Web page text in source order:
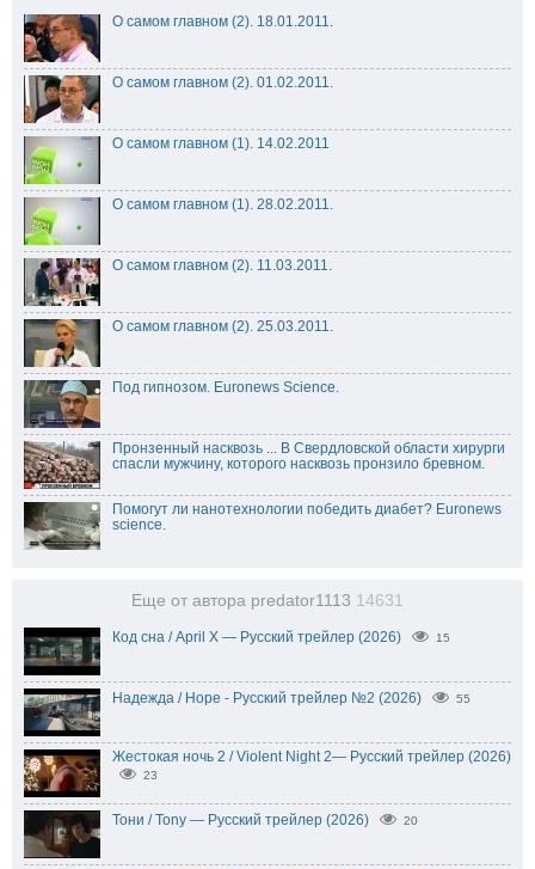
О самом главном (2). 18.01.2011.
О самом главном (2). 01.02.2011.
О самом главном (1). 14.02.2011
О самом главном (1). 28.02.2011.
О самом главном (2). 11.03.2011.
О самом главном (2). 25.03.2011.
Под гипнозом. Euronews Science.
Пронзенный насквозь ... В Свердловской области хирурги
спасли мужчину, которого насквозь пронзило бревном.
Помогут ли нанотехнологии победить диабет? Euronews
science.
Еще от автора predator1113 14631
Код сна / April X — Русский трейлер (2026) 15
Надежда / Hope - Русский трейлер №2 (2026) 55
Жестокая ночь 2 / Violent Night 2— Русский трейлер (2026)
23
Тони / Tony — Русский трейлер (2026) 20